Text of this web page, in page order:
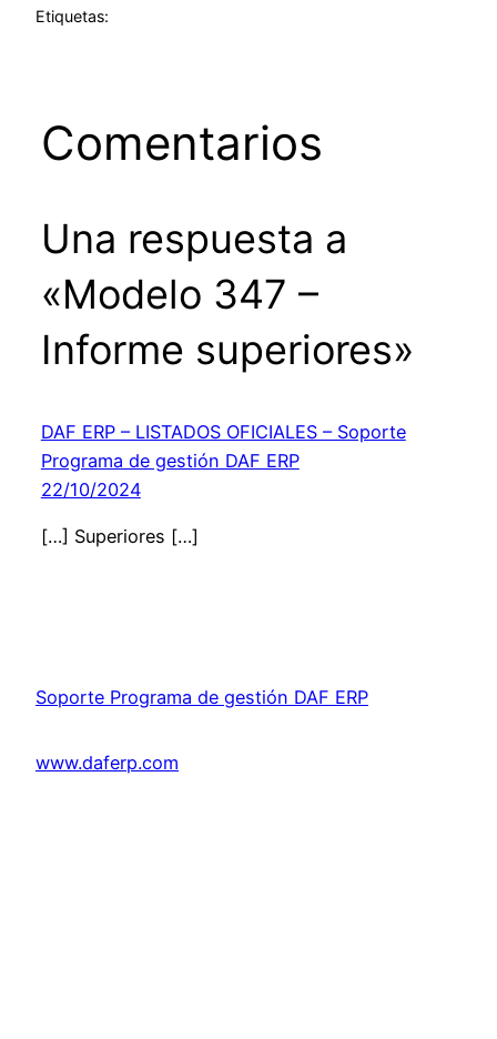
Etiquetas:
Comentarios
Una respuesta a
«Modelo 347 –
Informe superiores»
DAF ERP – LISTADOS OFICIALES – Soporte
Programa de gestión DAF ERP
22/10/2024
[…] Superiores […]
Soporte Programa de gestión DAF ERP
www.daferp.com